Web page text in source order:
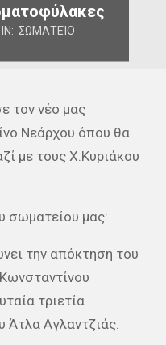
IN: ΣΩΜΑΤΕΊΟ
τον νέο μας
Νεάρχου όπου θα
με τους Χ.Κυριάκου
σωματείου μας:
την απόκτηση του
τριετία
Άτλα Αγλαντζιάς.